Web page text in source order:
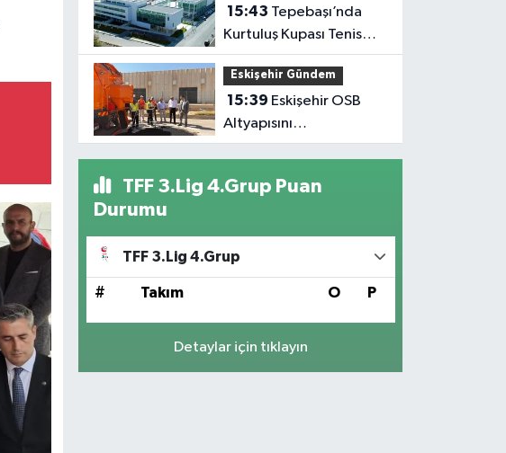
15:43
Kurtuluş Kupası Tenis
Heyecanı Başlıyor
Eskişehir Gündem
15:39
Altyapısını
Güçlendirmeye Devam
TFF 3.Lig 4.Grup Puan
Durumu
TFF 3.Lig 4.Grup
# Takım O P
Detaylar için tıklayın